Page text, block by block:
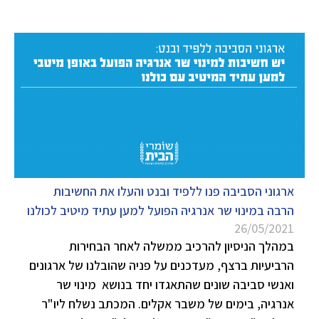
ארגוני הסביבה פנו ללפיד ובנט והעלו את החשיבות
הרבה במינוי שר אנרגיה הפועל למען עתיד מיטיב לכולנו
26/05/2021
במהלך הניסיון להרכיב ממשלה לאחר הבחירות
הרביעיות ברצף, מעדכנים על פניה שהובלנו של ארגונים
ואנשי סביבה שונים שהתאגדו יחד בנושא מינוי שר
אנרגיה, בימים של משבר אקלים. המכתב נשלח ליו"ר